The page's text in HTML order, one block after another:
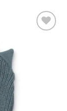
Wunschliste